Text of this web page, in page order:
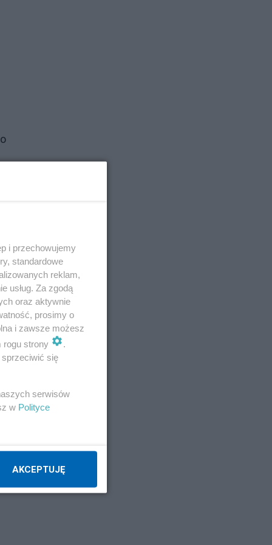
i przechowujemy
standardowe
reklam,
usług. Za zgodą
oraz aktywnie
prosimy o
i zawsze możesz
rogu strony
.
się
serwisów
w Polityce
AKCEPTUJĘ